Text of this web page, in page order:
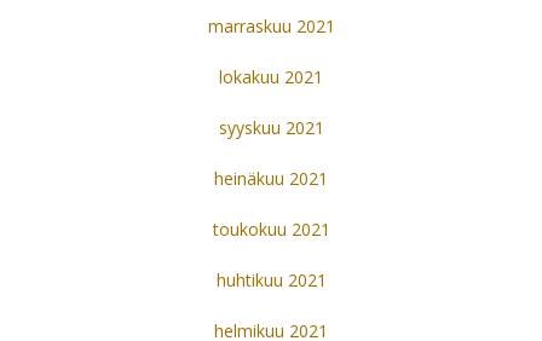
marraskuu 2021
lokakuu 2021
syyskuu 2021
heinäkuu 2021
toukokuu 2021
huhtikuu 2021
helmikuu 2021